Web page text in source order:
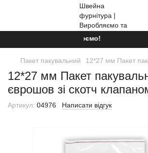
Ми працюємо!
Пакет пакувальний 12*27 мм Пакет
12*27 мм Пакет
єврошов зі скотч
Артикул: 04976 Написати відгук